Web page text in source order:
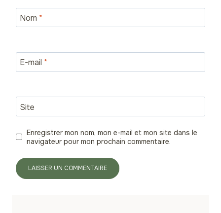
Nom *
E-mail *
Site
Enregistrer mon nom, mon e-mail et mon site dans le
navigateur pour mon prochain commentaire.